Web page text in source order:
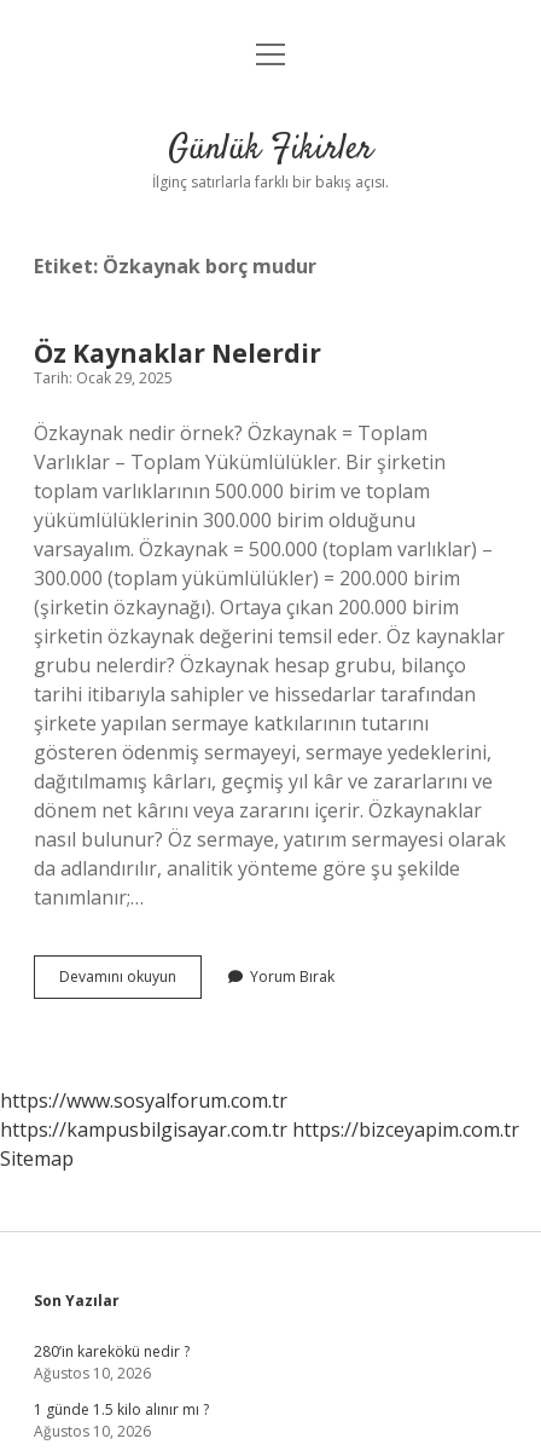
Anasayfa
Yasal Uyarı
menüyü
Günlük Fikirler
İlginç satırlarla farklı bir bakış açısı.
Etiket: Özkaynak borç mudur
Öz Kaynaklar Nelerdir
Tarih: Ocak 29, 2025
Özkaynak nedir örnek? Özkaynak = Toplam
Varlıklar – Toplam Yükümlülükler. Bir şirketin
toplam varlıklarının 500.000 birim ve toplam
yükümlülüklerinin 300.000 birim olduğunu
varsayalım. Özkaynak = 500.000 (toplam varlıklar) –
300.000 (toplam yükümlülükler) = 200.000 birim
(şirketin özkaynağı). Ortaya çıkan 200.000 birim
şirketin özkaynak değerini temsil eder. Öz kaynaklar
grubu nelerdir? Özkaynak hesap grubu, bilanço
tarihi itibarıyla sahipler ve hissedarlar tarafından
şirkete yapılan sermaye katkılarının tutarını
gösteren ödenmiş sermayeyi, sermaye yedeklerini,
dağıtılmamış kârları, geçmiş yıl kâr ve zararlarını ve
dönem net kârını veya zararını içerir. Özkaynaklar
nasıl bulunur? Öz sermaye, yatırım sermayesi olarak
da adlandırılır, analitik yönteme göre şu şekilde
tanımlanır;…
Devamını okuyun
Kaynaklar
Yorum Bırak
https://www.sosyalforum.com.tr
https://kampusbilgisayar.com.tr https://bizceyapim.com.tr
Sitemap
Sidebar
Son Yazılar
280’in karekökü nedir ?
Ağustos 10, 2026
1 günde 1.5 kilo alınır mı ?
Ağustos 10, 2026